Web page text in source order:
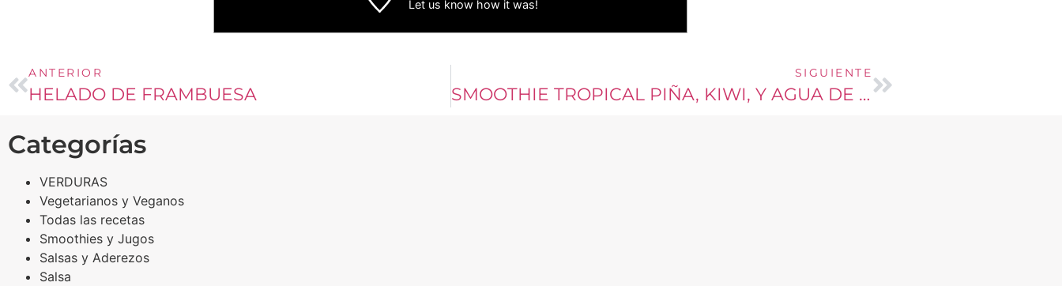
Let us know how it was!
ANTERIOR
HELADO DE FRAMBUESA
SIGUIENTE
SMOOTHIE TROPICAL PIÑA, KIWI, Y AGUA DE COCO
Categorías
VERDURAS
Vegetarianos y Veganos
Todas las recetas
Smoothies y Jugos
Salsas y Aderezos
Salsa